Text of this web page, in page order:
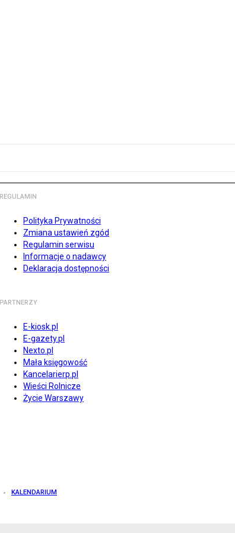
REGULAMIN
Polityka Prywatności
Zmiana ustawień zgód
Regulamin serwisu
Informacje o nadawcy
Deklaracja dostępności
PARTNERZY
E-kiosk.pl
E-gazety.pl
Nexto.pl
Mała księgowość
Kancelarierp.pl
Wieści Rolnicze
Życie Warszawy
KALENDARIUM